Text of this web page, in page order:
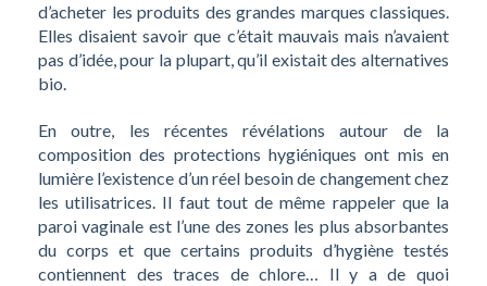
d’acheter les produits des grandes marques classiques.
Elles disaient savoir que c’était mauvais mais n’avaient
pas d’idée, pour la plupart, qu’il existait des alternatives
bio.
En outre, les récentes révélations autour de la
composition des protections hygiéniques ont mis en
lumière l’existence d’un réel besoin de changement chez
les utilisatrices. Il faut tout de même rappeler que la
paroi vaginale est l’une des zones les plus absorbantes
du corps et que certains produits d’hygiène testés
contiennent des traces de chlore… Il y a de quoi